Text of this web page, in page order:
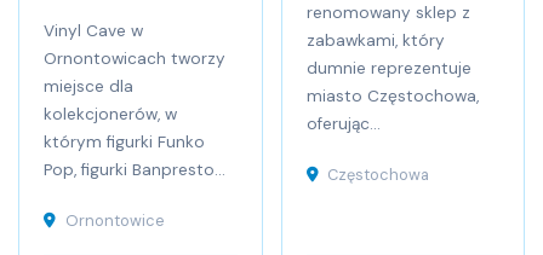
Vinyl Cave w
Ornontowicach tworzy
miejsce dla
kolekcjonerów, w
którym figurki Funko
Pop, figurki Banpresto...
Ornontowice
renomowany sklep z
zabawkami, który
dumnie reprezentuje
miasto Częstochowa,
oferując...
Częstochowa